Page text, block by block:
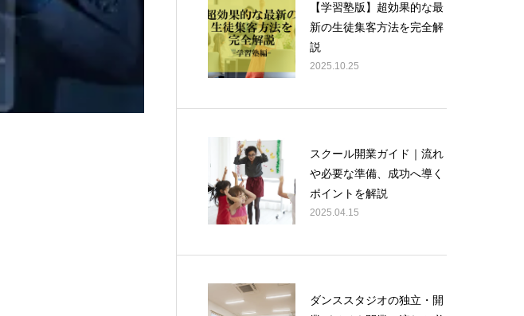
【学習塾版】超効果的な最
新の生徒集客方法を完全解
説
2025.10.25
スクール開業ガイド｜流れ
や必要な準備、成功へ導く
ポイントを解説
2025.04.15
ダンススタジオの独立・開